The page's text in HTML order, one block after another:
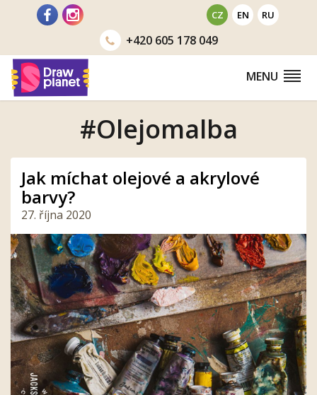
CZ EN RU
+420605 178 049
MENU
#Olejomalba
Jak míchat olejové a akrylové
barvy?
27. října 2020